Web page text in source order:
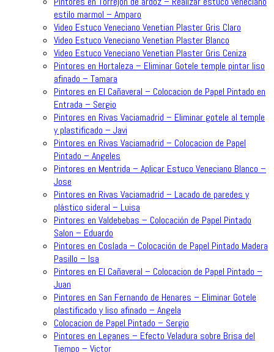
estilo marmol – Amparo
Video Estuco Veneciano Venetian Plaster Gris Claro
Video Estuco Veneciano Venetian Plaster Blanco
Video Estuco Veneciano Venetian Plaster Gris Ceniza
Pintores en Hortaleza – Eliminar Gotele temple pintar liso
afinado – Tamara
Pintores en El Cañaveral – Colocacion de Papel Pintado en
Entrada – Sergio
Pintores en Rivas Vaciamadrid – Eliminar gotele al temple
y plastificado – Javi
Pintores en Rivas Vaciamadrid – Colocacion de Papel
Pintado – Angeles
Pintores en Mentrida – Aplicar Estuco Veneciano Blanco –
Jose
Pintores en Rivas Vaciamadrid – Lacado de paredes y
plástico sideral – Luisa
Pintores en Valdebebas – Colocación de Papel Pintado
Salon – Eduardo
Pintores en Coslada – Colocación de Papel Pintado Madera
Pasillo – Isa
Pintores en El Cañaveral – Colocacion de Papel Pintado –
Juan
Pintores en San Fernando de Henares – Eliminar Gotele
plastificado y liso afinado – Angela
Colocacion de Papel Pintado – Sergio
Pintores en Leganes – Efecto Veladura sobre Brisa del
Tiempo – Victor